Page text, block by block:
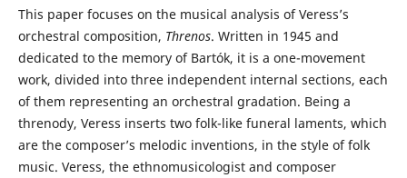
This paper focuses on the musical analysis of Veress’s
orchestral composition, Threnos. Written in 1945 and
dedicated to the memory of Bartók, it is a one-movement
work, divided into three independent internal sections, each
of them representing an orchestral gradation. Being a
threnody, Veress inserts two folk-like funeral laments, which
are the composer’s melodic inventions, in the style of folk
music. Veress, the ethnomusicologist and composer